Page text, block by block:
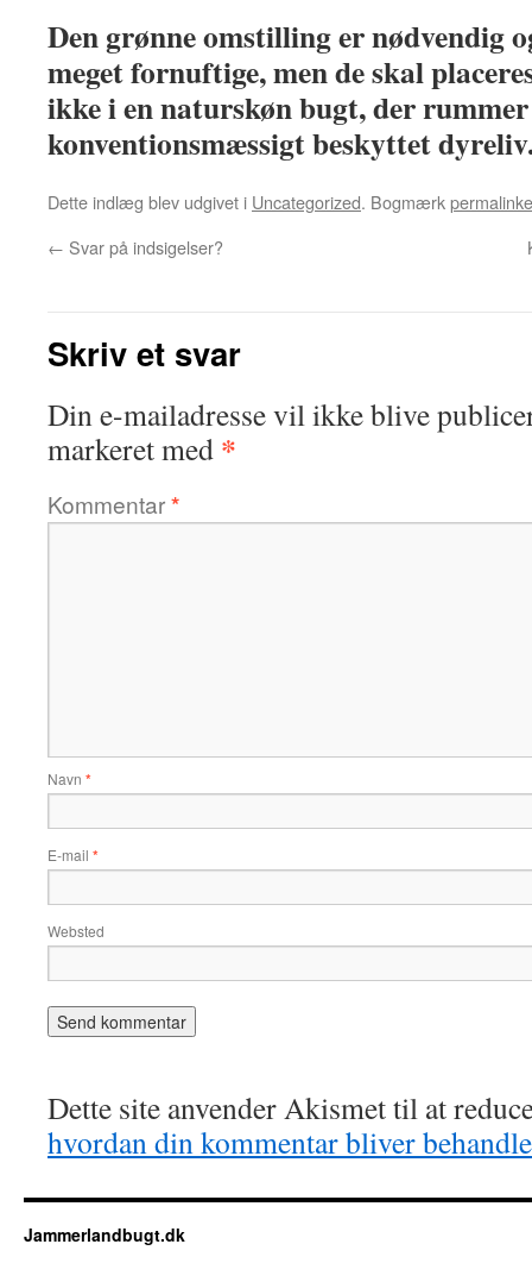
Den grønne omstilling er nødvendig
meget fornuftige, men de skal
ikke i en naturskøn bugt, der
konventionsmæssigt beskyttet
Dette indlæg blev udgivet i Uncategorized. Bogmærk
← Svar på indsigelser?
Skriv et svar
Din e-mailadresse vil ikke blive
markeret med *
Kommentar*
Navn *
E-mail *
Websted
Dette site anvender Akismet til at
hvordan din kommentar bliver
Jammerlandbugt.dk